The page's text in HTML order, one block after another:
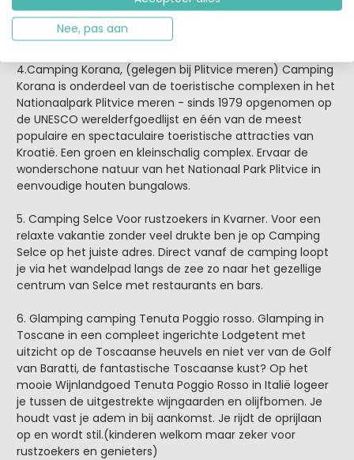
4.Camping Korana, (gelegen bij Plitvice meren) Camping
Korana is onderdeel van de toeristische complexen in het
Nationaalpark Plitvice meren - sinds 1979 opgenomen op
de UNESCO werelderfgoedlijst en één van de meest
populaire en spectaculaire toeristische attracties van
Kroatië. Een groen en kleinschalig complex. Ervaar de
wonderschone natuur van het Nationaal Park Plitvice in
eenvoudige houten bungalows.
5. Camping Selce Voor rustzoekers in Kvarner. Voor een
relaxte vakantie zonder veel drukte ben je op Camping
Selce op het juiste adres. Direct vanaf de camping loopt
je via het wandelpad langs de zee zo naar het gezellige
centrum van Selce met restaurants en bars.
6. Glamping camping Tenuta Poggio rosso. Glamping in
Toscane in een compleet ingerichte Lodgetent met
uitzicht op de Toscaanse heuvels en niet ver van de Golf
van Baratti, de fantastische Toscaanse kust? Op het
mooie Wijnlandgoed Tenuta Poggio Rosso in Italië logeer
je tussen de uitgestrekte wijngaarden en olijfbomen. Je
houdt vast je adem in bij aankomst. Je rijdt de oprijlaan
op en wordt stil.(kinderen welkom maar zeker voor
rustzoekers en genieters)
Nee, pas aan